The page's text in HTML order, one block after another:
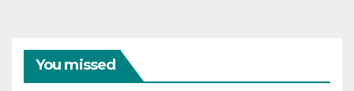
You missed